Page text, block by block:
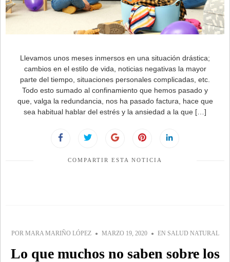
Llevamos unos meses inmersos en una situación drástica;
cambios en el estilo de vida, noticias negativas la mayor
parte del tiempo, situaciones personales complicadas, etc.
Todo esto sumado al confinamiento que hemos pasado y
que, valga la redundancia, nos ha pasado factura, hace que
sea habitual hablar del estrés y la ansiedad a la que […]
COMPARTIR ESTA NOTICIA
POR MARA MARIÑO LÓPEZ MARZO 19, 2020 EN SALUD NATURAL
Lo que muchos no saben sobre los